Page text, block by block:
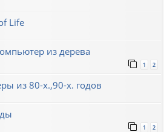
Life
из дерева
1 2
из 80-х.,90-х. годов
1 2